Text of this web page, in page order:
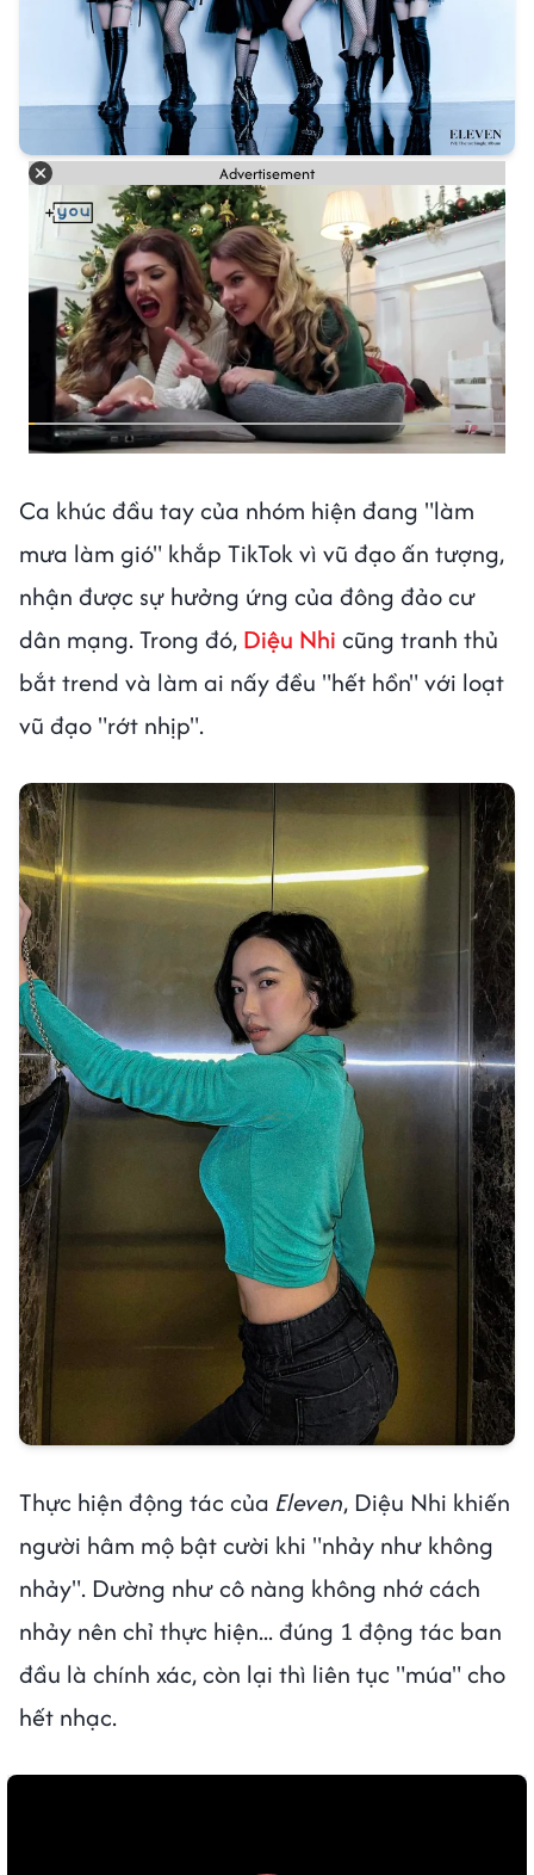
Advertisement
Ca khúc đầu tay của nhóm hiện đang "làm
mưa làm gió" khắp TikTok vì vũ đạo ấn tượng,
nhận được sự hưởng ứng của đông đảo cư
dân mạng. Trong đó, Diệu Nhi cũng tranh thủ
bắt trend và làm ai nấy đều "hết hồn" với loạt
vũ đạo "rớt nhịp".
Thực hiện động tác của Eleven, Diệu Nhi khiến
người hâm mộ bật cười khi "nhảy như không
nhảy". Dường như cô nàng không nhớ cách
nhảy nên chỉ thực hiện... đúng 1 động tác ban
đầu là chính xác, còn lại thì liên tục "múa" cho
hết nhạc.